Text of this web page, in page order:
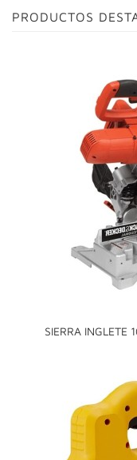
PRODUCTOS
SIERRA INGLETE